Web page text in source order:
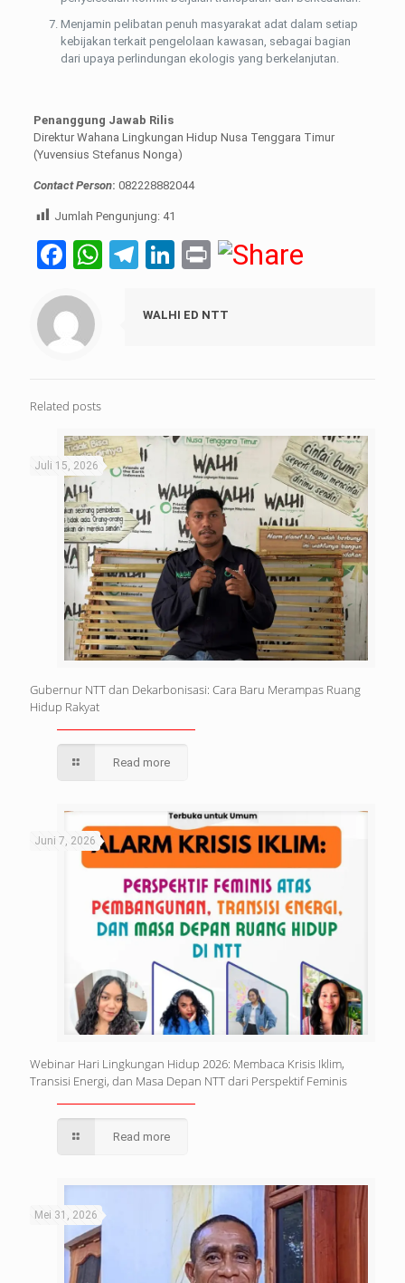
Menjamin pelibatan penuh masyarakat adat dalam setiap
kebijakan terkait pengelolaan kawasan, sebagai bagian
dari upaya perlindungan ekologis yang berkelanjutan.
Penanggung Jawab Rilis
Direktur Wahana Lingkungan Hidup Nusa Tenggara Timur
(Yuvensius Stefanus Nonga)
Contact Person: 082228882044
Jumlah Pengunjung: 41
Facebook
WhatsApp
Telegram
LinkedIn
Print
WALHI ED NTT
Related posts
Juli 15, 2026
Gubernur NTT dan Dekarbonisasi: Cara Baru Merampas Ruang
Hidup Rakyat
Read more
Juni 7, 2026
Webinar Hari Lingkungan Hidup 2026: Membaca Krisis Iklim,
Transisi Energi, dan Masa Depan NTT dari Perspektif Feminis
Read more
Mei 31, 2026